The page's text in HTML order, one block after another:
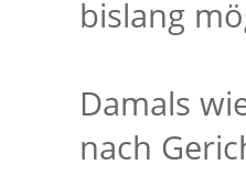
bislang
Damals
nach